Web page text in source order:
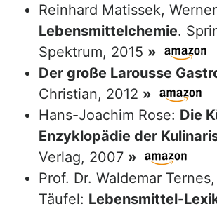
Reinhard Matissek,
Lebensmittelchemie.
Spektrum, 2015 »
Der große Larousse
Christian, 2012 »
Hans-Joachim Rose: Die
Enzyklopädie der
Verlag, 2007 »
Prof. Dr. Waldemar
Täufel: Lebensmittel-